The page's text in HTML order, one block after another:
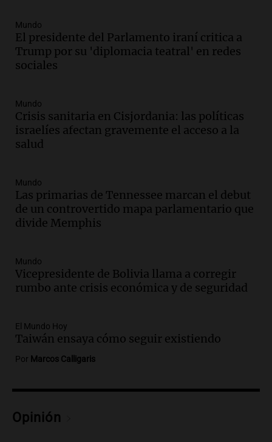
importantes
Editorial
Episodios
Audio.
día del niño.
La Argentina Posible
Episodios
Audio.
La Argentina Posible
Episodios
Audio.El 80% de los ejecutivos espera
una mejora económica, pero modera
Ahora país
Episodios
Audio.Walter Mazzanti en Cadena 3
Deportes Rosario
Episodios
Audio.Avanza el juicio a Oscar González
sobre el accidente
Episodios
Mundo
El presidente del Parlamento iraní critica a
Trump por su 'diplomacia teatral' en redes
sociales
Mundo
Crisis sanitaria en Cisjordania: las políticas
israelíes afectan gravemente el acceso a la
salud
Mundo
Las primarias de Tennessee marcan el debut
de un controvertido mapa parlamentario que
divide Memphis
Mundo
Vicepresidente de Bolivia llama a corregir
rumbo ante crisis económica y de seguridad
El Mundo Hoy
Taiwán ensaya cómo seguir existiendo
Por Marcos Calligaris
Opinión